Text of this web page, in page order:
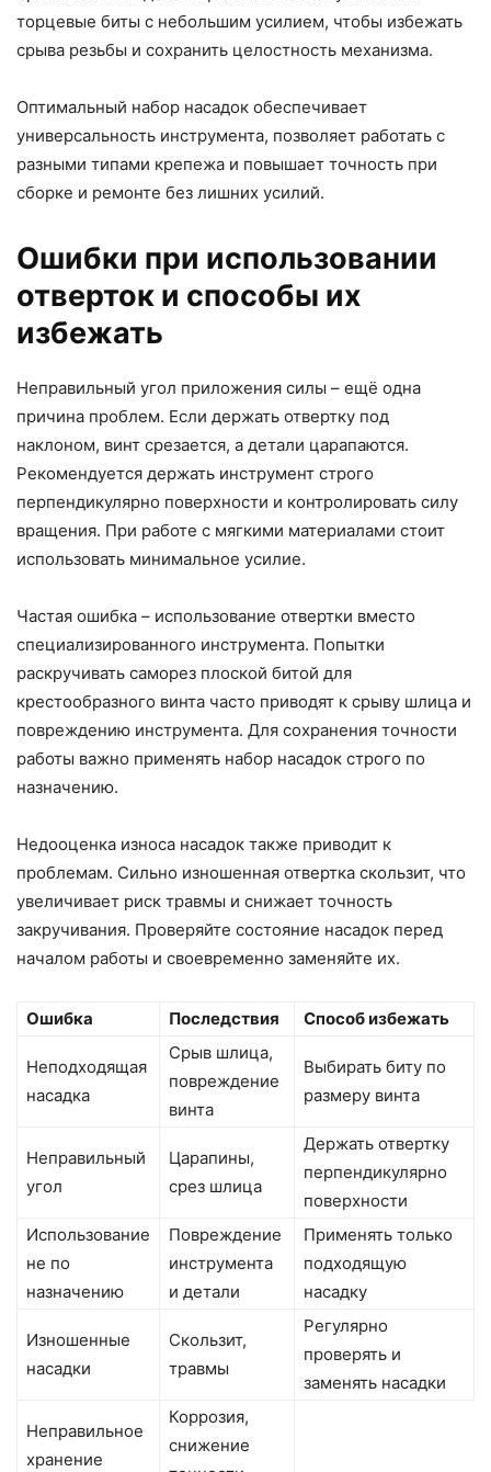
торцевые биты с небольшим усилием, чтобы избежать
срыва резьбы и сохранить целостность механизма.
Оптимальный набор насадок обеспечивает
универсальность инструмента, позволяет работать с
разными типами крепежа и повышает точность при
сборке и ремонте без лишних усилий.
Ошибки при использовании
отверток и способы их
избежать
Неправильный угол приложения силы – ещё одна
причина проблем. Если держать отвертку под
наклоном, винт срезается, а детали царапаются.
Рекомендуется держать инструмент строго
перпендикулярно поверхности и контролировать силу
вращения. При работе с мягкими материалами стоит
использовать минимальное усилие.
Частая ошибка – использование отвертки вместо
специализированного инструмента. Попытки
раскручивать саморез плоской битой для
крестообразного винта часто приводят к срыву шлица и
повреждению инструмента. Для сохранения точности
работы важно применять набор насадок строго по
назначению.
Недооценка износа насадок также приводит к
проблемам. Сильно изношенная отвертка скользит, что
увеличивает риск травмы и снижает точность
закручивания. Проверяйте состояние насадок перед
началом работы и своевременно заменяйте их.
Ошибка Последствия Способ избежать
Неподходящая
насадка
Срыв шлица,
повреждение
винта
Выбирать биту по
размеру винта
Неправильный
угол
Царапины,
срез шлица
Держать отвертку
перпендикулярно
поверхности
Использование
не по
назначению
Повреждение
инструмента
и детали
Применять только
подходящую
насадку
Изношенные
насадки
Скользит,
травмы
Регулярно
проверять и
заменять насадки
Неправильное
хранение
Коррозия,
снижение